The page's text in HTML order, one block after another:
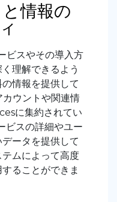
情報の
ビスやその導入方
理解できるよう
情報を提供して
ウントや関連情
に集約されてい
ビスの詳細やユー
ータを提供して
ムによって高度
ることができま